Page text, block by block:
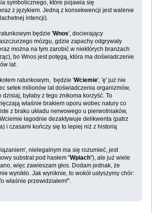
symbolicznego, które pojawia się
z językiem. Jedną z konsekwencji jest walenie
intencji).
będzie 'Wnos', docierający
mózgu, gdzie zapachy odgrywały
można na tym zarobić w niektórych branżach
bo Wnos jest potęgą, która ma doświadczenie
lat.
ratunkowym, będzie 'Wciemie', 'ę' już nie
setek milionów lat doświadczenia organizmów,
dzisiaj, byłaby z tego znikoma korzyść. To
właśnie brakiem oporu wobec natury co
z braku układu nerwowego u pierwotniaków,
łagodnie dezaktywuje delikwenta (patrz
i czasami kończy się to lepiej niż z historią
nielegalnym ma się rozumieć, jest
substrat pod hasłem "Wpiach"), ale już wiele
więc zawieszam głos. Dodam jednak, że
wynikło. Jak wyniknie, to wokół usłyszymy chór:
właśnie przewidziałem!".